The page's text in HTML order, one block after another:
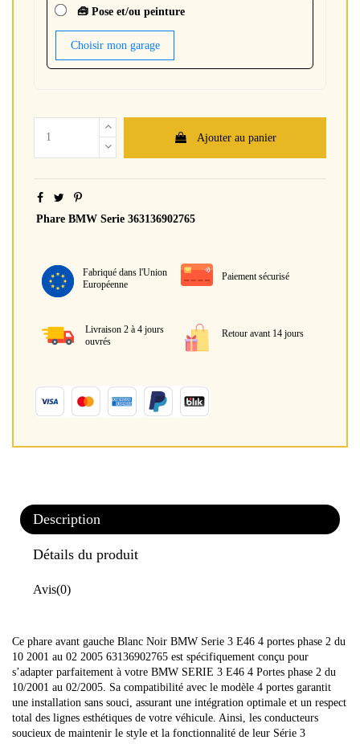
🧰 Pose et/ou peinture
Choisir mon garage
Ajouter au panier
Phare BMW Serie 363136902765
Fabriqué dans l'Union
Européenne
Paiement sécurisé
Livraison 2 à 4 jours
ouvrés
Retour avant 14 jours
Description
Détails du produit
Avis(0)
Ce phare avant gauche Blanc Noir BMW Serie 3 E46 4 portes phase 2 du
10 2001 au 02 2005 63136902765 est spécifiquement conçu pour
s’adapter parfaitement à votre BMW SERIE 3 E46 4 Portes phase 2 du
10/2001 au 02/2005. Sa compatibilité avec le modèle 4 portes garantit
une installation sans souci, assurant une intégration optimale et un respect
total des lignes esthétiques de votre véhicule. Ainsi, les conducteurs
soucieux de maintenir le style et la fonctionnalité de leur Série 3